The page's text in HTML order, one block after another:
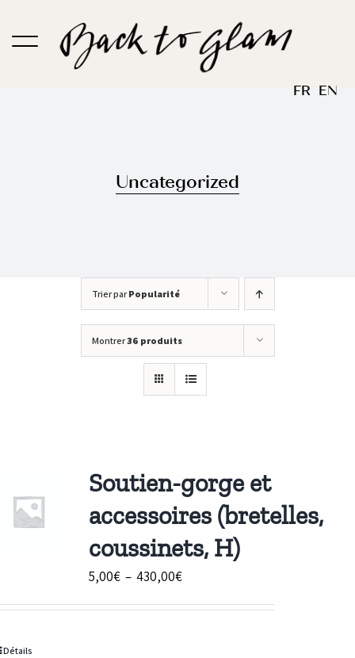
au
FR EN
Uncategorized
Trier parPopularité
Montrer36 produits
Soutien-gorge et
accessoires (bretelles,
coussinets, H)
5,00€ – 430,00€Plage
Détails